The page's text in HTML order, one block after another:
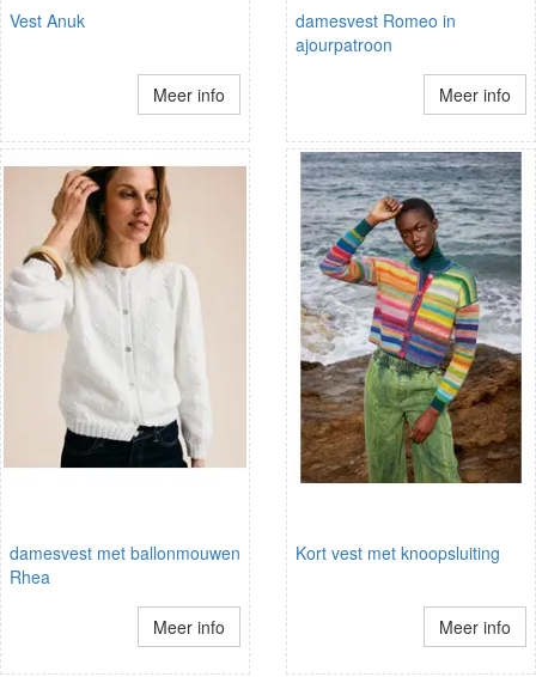
Vest Anuk
Meer info
damesvest Romeo in
ajourpatroon
Meer info
damesvest met ballonmouwen
Rhea
Meer info
Kort vest met knoopsluiting
Meer info